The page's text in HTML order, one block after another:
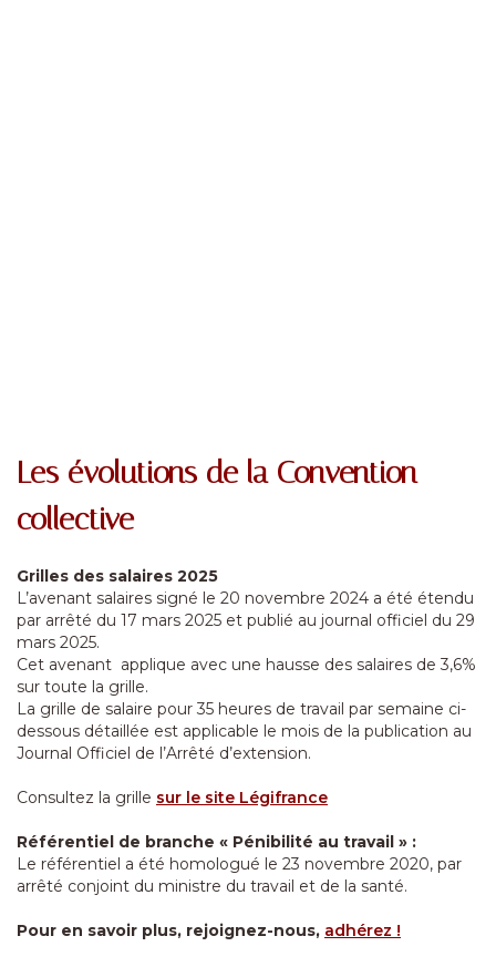
Les évolutions de la Convention
collective
Grilles des salaires 2025
L’avenant salaires signé le 20 novembre 2024 a été étendu
par arrêté du 17 mars 2025 et publié au journal officiel du 29
mars 2025.
Cet avenant applique avec une hausse des salaires de 3,6%
sur toute la grille.
La grille de salaire pour 35 heures de travail par semaine ci-
dessous détaillée est applicable le mois de la publication au
Journal Officiel de l’Arrêté d’extension.
Consultez la grille sur le site Légifrance
Référentiel de branche « Pénibilité au travail » :
Le référentiel a été homologué le 23 novembre 2020, par
arrêté conjoint du ministre du travail et de la santé.
Pour en savoir plus, rejoignez-nous, adhérez !